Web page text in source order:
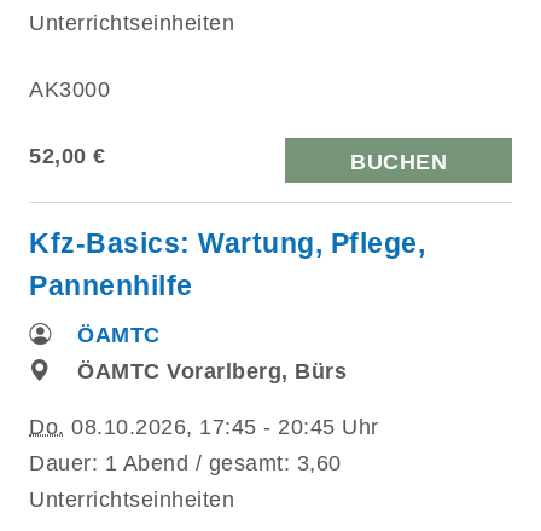
Unterrichtseinheiten
AK3000
52,00 € BUCHEN
Kfz-Basics: Wartung, Pflege,
Pannenhilfe
ÖAMTC
ÖAMTC Vorarlberg, Bürs
Do. 08.10.2026, 17:45 - 20:45 Uhr
Dauer: 1 Abend / gesamt: 3,60
Unterrichtseinheiten